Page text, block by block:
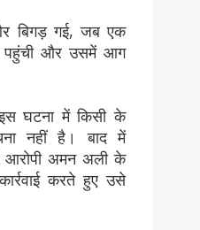
बिगड़ गई, जब एक
पहुंची और उसमें आग
घटना में किसी के
नहीं है। बाद में
अमन अली के
करते हुए उसे